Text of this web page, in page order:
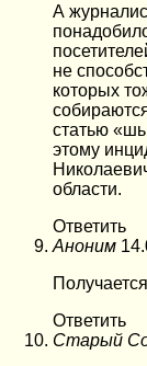
А
не
которых
статью
этому
области.
Ответить
Аноним
Ответить
Старый